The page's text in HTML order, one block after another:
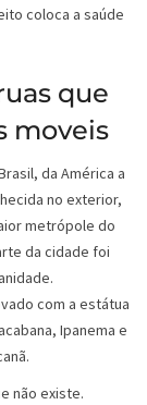
coloca a saúde
que
moveis
da América a
no exterior,
metrópole do
da cidade foi
com a estátua
Ipanema e
não existe.